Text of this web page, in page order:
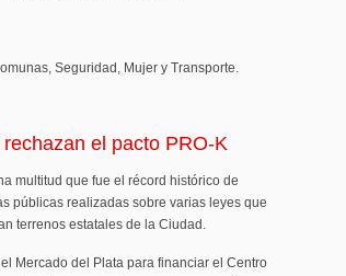
Seguridad, Mujer y Transporte.
el pacto PRO-K
multitud que fue el récord histórico de
públicas realizadas sobre varias leyes que
terrenos estatales de la Ciudad.
Mercado del Plata para financiar el Centro